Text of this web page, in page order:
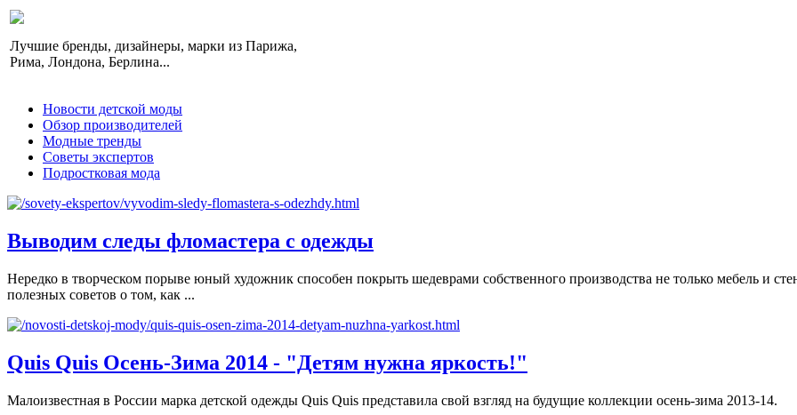
Лучшие бренды, дизайнеры, марки из Парижа,
Рима, Лондона, Берлина...
Новости детской моды
Обзор производителей
Модные тренды
Советы экспертов
Подростковая мода
Выводим следы фломастера с одежды
Нередко в творческом порыве юный художник способен покрыть шедеврами собственного производства не только мебель и
полезных советов о том, как ...
Quis Quis Осень-Зима 2014 - "Детям нужна яркость!"
Малоизвестная в России марка детской одежды Quis Quis представила свой взгляд на будущие коллекции осень-зима 2013-14.